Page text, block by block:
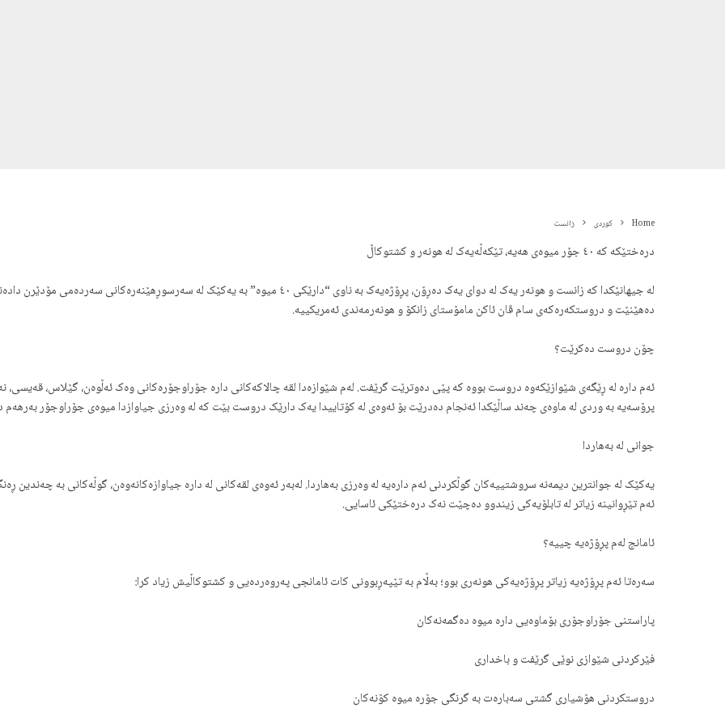
Home کوردی زانست
درەختێکە کە ٤٠ جۆر میوەی هەیە، تێکەڵەیەک لە هونەر و کشتوکاڵ
دەهێنێت و دروستکەرەکەی سام ڤان ئاکن مامۆستای زانکۆ و هونەرمەندی ئەمریکییە.
چۆن دروست دەکرێت؟
ئەم دارە لە ڕێگەی شێوازێکەوە دروست بووە کە پێی دەوترێت گرێفت. لەم شێوازەدا لقە چالاکەکانی دارە جۆراوجۆرەکانی وەک ئەڵوەن، گێلاس،
پرۆسەیە بە وردی لە ماوەی چەند ساڵێکدا ئەنجام دەدرێت بۆ ئەوەی لە کۆتاییدا یەک دارێک دروست بێت کە لە وەرزی جیاوازدا میوەی جۆراوجۆر
جوانی لە بەهاردا
یەکێک لە جوانترین دیمەنە سروشتییەکان گوڵکردنی ئەم دارەیە لە وەرزی بەهاردا. لەبەر ئەوەی لقەکانی لە دارە جیاوازەکانەوەن، گوڵەکانی بە
ئەم تێڕوانینە زیاتر لە تابلۆیەکی زیندوو دەچێت نەک درەختێکی ئاسایی.
ئامانج لەم پڕۆژەیە چییە؟
سەرەتا ئەم پڕۆژەیە زیاتر پڕۆژەیەکی هونەری بوو؛ بەڵام بە تێپەڕبوونی کات ئامانجی پەروەردەیی و کشتوکاڵیش زیاد کرا:
پاراستنی جۆراوجۆری بۆماوەیی دارە میوە دەگمەنەکان
فێرکردنی شێوازی نوێی گرێفت و باخداری
دروستکردنی هۆشیاری گشتی سەبارەت بە گرنگی جۆرە میوە کۆنەکان